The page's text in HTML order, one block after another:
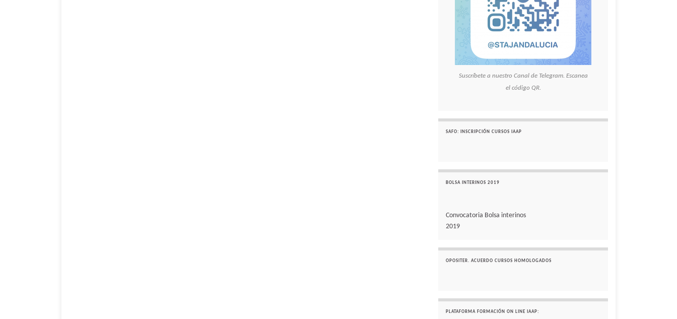
Suscríbete a nuestro Canal de Telegram. Escanea
el código QR.
SAFO: INSCRIPCIÓN CURSOS IAAP
BOLSA INTERINOS 2019
Convocatoria Bolsa interinos
2019
OPOSITER. ACUERDO CURSOS HOMOLOGADOS
PLATAFORMA FORMACIÓN ON LINE IAAP: